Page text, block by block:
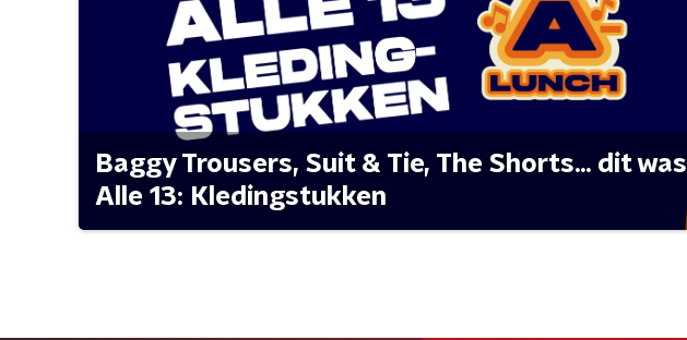
Baggy Trousers, Suit & Tie, The Shorts... dit was
Alle 13: Kledingstukken